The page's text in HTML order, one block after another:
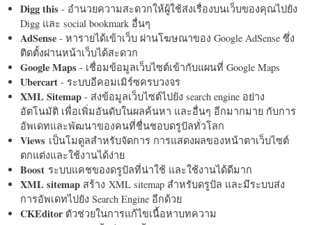
Digg this - อำนวยความสะดวกให้ผู้ใช้ส่งเรื่องบนเว็บของคุณไปยัง
Digg และ social bookmark อื่นๆ
AdSense - หารายได้เข้าเว็บ ผ่านโฆษณาของ Google AdSense ซึ่ง
ติดตั้งผ่านหน้าเว็บได้สะดวก
Google Maps - เชื่อมข้อมูลเว็บไซต์เข้ากับแผนที่ Google Maps
Ubercart - ระบบอีคอมเมิร์ซครบวงจร
XML Sitemap - ส่งข้อมูลเว็บไซต์ไปยัง search engine อย่าง
อัตโนมัติ เพื่อเพิ่มอันดับในผลค้นหา และอื่นๆ อีกมากมาย กับการ
อัพเดทและพัฒนาของคนที่ชื่นชอบดรูปัลทั่วโลก
Views เป็นโมดูลสำหรับจัดการ การแสดงผลของหน้าตาเว็บไซต์
ตกแต่งและใช้งานได้ง่าย
Boost ระบบแคชของดรูปัลที่น่าใช้ และใช้งานได้ดีมาก
XML sitemap สร้าง XML sitemap สำหรับดรูปัล และมีระบบส่ง
การอัพเดทไปยัง Search Engine อีกด้วย
CKEditorตัวช่วยในการแก้ไขเนื้อหาบทความ